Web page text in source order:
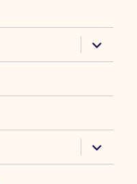
展
開
子
展
開
子